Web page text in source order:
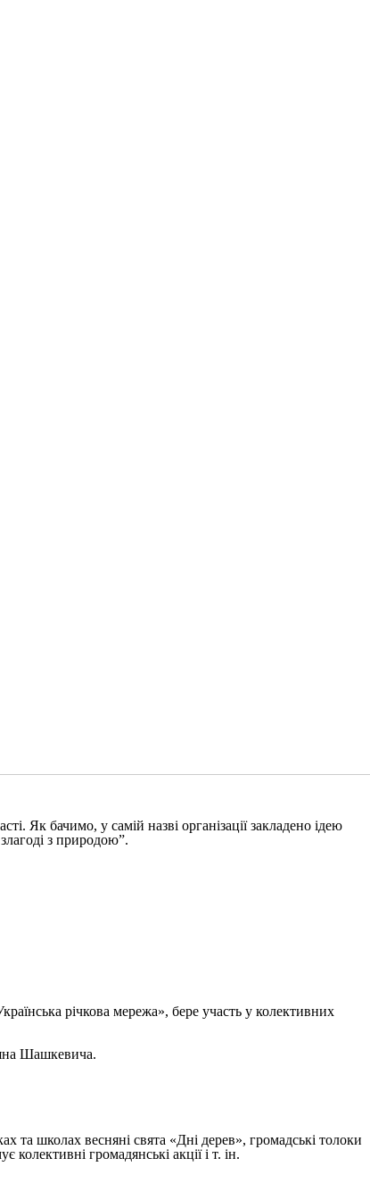
Як бачимо, у самій назві організації закладено ідею
з природою”.
річкова мережа», бере участь у колективних
Шашкевича.
та школах весняні свята «Дні дерев», громадські толоки
громадянські акції і т. ін.